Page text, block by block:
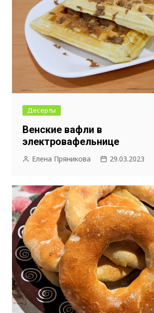
Десерты
Венские вафли в
электровафельнице
Елена Пряникова 29.03.2023